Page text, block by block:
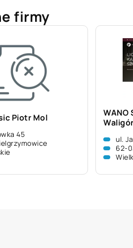
firmy
Piotr Mol
45
WANO
ul.
62-